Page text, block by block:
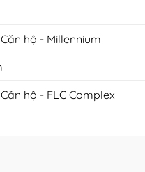
Căn hộ - Millennium
Căn hộ - FLC Complex